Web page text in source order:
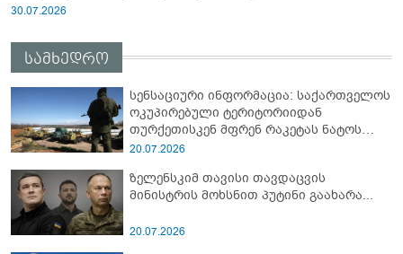
30.07.2026
სამხედრო
სენსაციური ინფორმაცია: საქართველოს
ოკუპირებული ტერიტორიიდან
თურქეთისკენ მფრენ რაკეტას ნატოს
სამიტი კინაღამ ჩაუშლია
20.07.2026
ზელენსკიმ თავისი თავდაცვის
მინისტრის მოხსნით პუტინი გაახარა...
20.07.2026